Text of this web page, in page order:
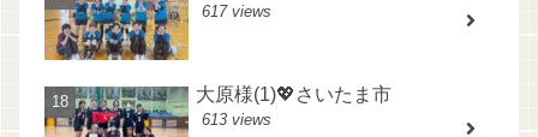
617 views
大原様(1)💖さいたま市
613 views